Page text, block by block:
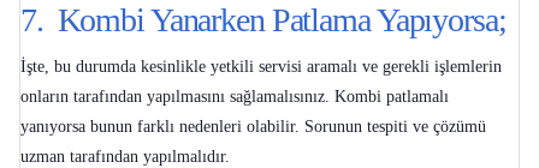
7. Kombi Yanarken Patlama Yapıyorsa;
İşte, bu durumda kesinlikle yetkili servisi aramalı ve gerekli işlemlerin
onların tarafından yapılmasını sağlamalısınız. Kombi patlamalı
yanıyorsa bunun farklı nedenleri olabilir. Sorunun tespiti ve çözümü
uzman tarafından yapılmalıdır.